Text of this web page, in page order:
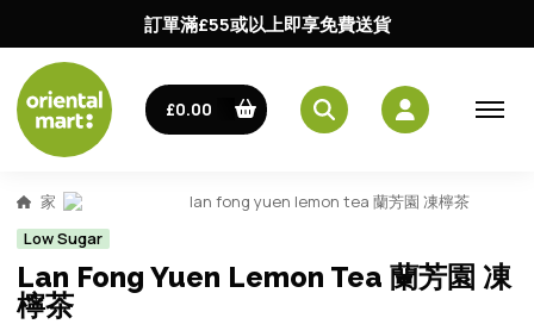
訂單滿£55或以上即享免費送貨
£0.00
家
lan fong yuen lemon tea 蘭芳園 凍檸茶
Low Sugar
Lan Fong Yuen Lemon Tea 蘭芳園 凍
檸茶